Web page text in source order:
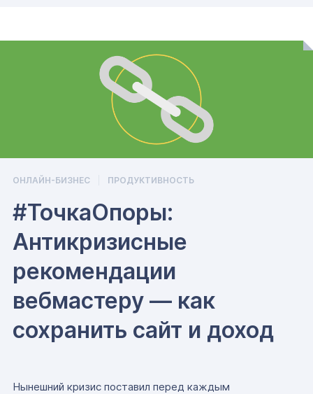
ОНЛАЙН-БИЗНЕС ПРОДУКТИВНОСТЬ
#ТочкаОпоры:
Антикризисные
рекомендации
вебмастеру — как
сохранить сайт и доход
Нынешний кризис поставил перед каждым